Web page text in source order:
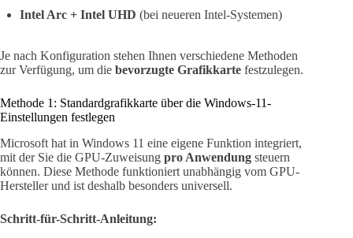
Intel Arc + Intel UHD (bei neueren Intel-Systemen)
Je nach Konfiguration stehen Ihnen verschiedene Methoden
zur Verfügung, um die bevorzugte Grafikkarte festzulegen.
Methode 1: Standardgrafikkarte über die Windows-11-
Einstellungen festlegen
Microsoft hat in Windows 11 eine eigene Funktion integriert,
mit der Sie die GPU-Zuweisung pro Anwendung steuern
können. Diese Methode funktioniert unabhängig vom GPU-
Hersteller und ist deshalb besonders universell.
Schritt-für-Schritt-Anleitung: